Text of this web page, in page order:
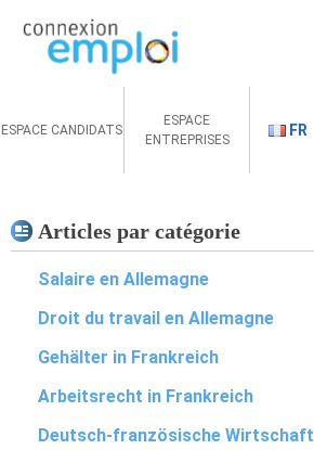
ESPACE CANDIDATS
ESPACE
ENTREPRISES
FR
Articles par catégorie
Salaire en Allemagne
Droit du travail en Allemagne
Gehälter in Frankreich
Arbeitsrecht in Frankreich
Deutsch-französische Wirtschaft